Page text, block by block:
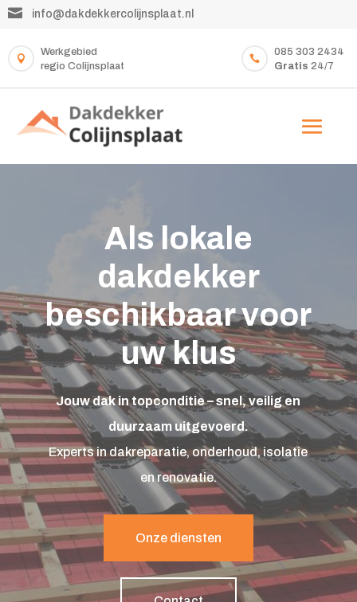
 info@dakdekkercolijnsplaat.nl

Werkgebied
regio Colijnsplaat

085 303 2434
Gratis 24/7
Als lokale
dakdekker
beschikbaar voor
uw klus
Jouw dak in topconditie – snel, veilig en
duurzaam uitgevoerd.
Experts in dakreparatie, onderhoud, isolatie
en renovatie.
Onze diensten